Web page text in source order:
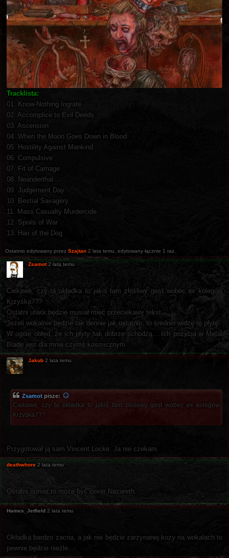
Tracklista:
01. Know-Nothing Ingrate
02. Accomplice to Evil Deeds
03. Ascension
04. When the Moon Goes Down in Blood
05. Hostility Against Mankind
06. Compulsive
07. Fit of Carnage
08. Neanderthal
09. Judgement Day
10. Bestial Savagery
11. Mass Casualty Murdercide
12. Spoils of War
13. Hair of the Dog
Ostatnio edytowany przez Szajtan 2 lata temu, edytowany łącznie 1 raz.
Zsamot 2 lata temu
Ciekawe, czy ta okładka to jakiś tam złośliwy gest wobec ex kolegów
Krzyśka???
Ostatni utwór będzie musiał mieć przeciekawy tekst...
Jeżeli wokalnie będzie tak dennie jak ostatnio, to średnio widzę tę płytę.
W ogóle obłęd, że ich płyty tak dobrze schodzą... Ich pozycja w Metal
Blade jest dla mnie czymś kosmicznym.
Jakub 2 lata temu
Zsamot pisze:
Ciekawe, czy ta okładka to jakiś tam złośliwy gest wobec ex kolegów
Krzyśka???
Przygotował ją sam Vincent Locke. Ja nie czekam.
deathwhore 2 lata temu
Ostatni numer to może być cover Nazareth.
Hames_Jetfield 2 lata temu
Okładka bardzo zacna, a jak nie będzie zarzynanej kozy na wokalach to
pewnie będzie nieźle.